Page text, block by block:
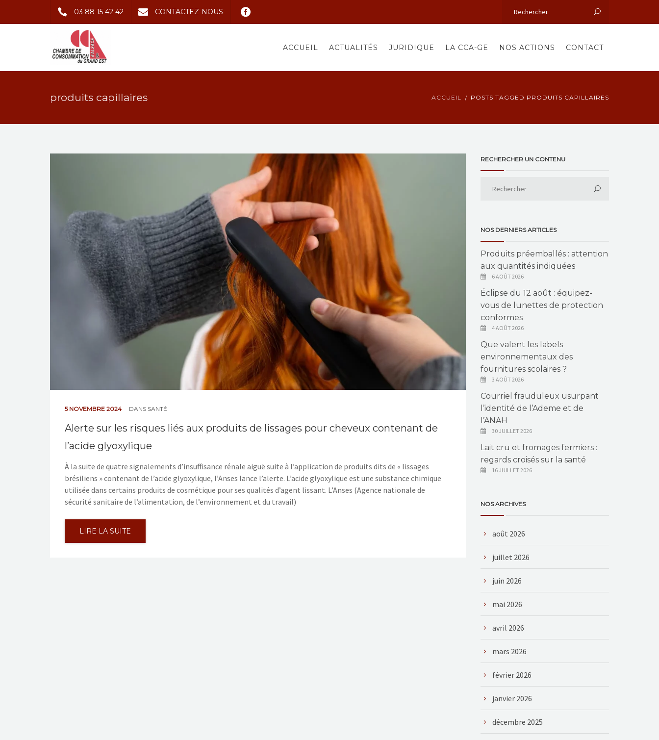
03 88 15 42 42 CONTACTEZ-NOUS
ACCUEIL ACTUALITÉS JURIDIQUE LA CCA-GE NOS ACTIONS CONTACT
produits capillaires ACCUEIL POSTS TAGGED PRODUITS CAPILLAIRES
5 NOVEMBRE 2024 DANS SANTÉ
Alerte sur les risques liés aux produits de lissages pour cheveux contenant de
l’acide glyoxylique
À la suite de quatre signalements d’insuffisance rénale aiguë suite à l’application de produits dits de « lissages
brésiliens » contenant de l’acide glyoxylique, l’Anses lance l’alerte. L’acide glyoxylique est une substance chimique
utilisée dans certains produits de cosmétique pour ses qualités d’agent lissant. L’Anses (Agence nationale de
sécurité sanitaire de l’alimentation, de l’environnement et du travail)
LIRE LA SUITE
RECHERCHER UN CONTENU
NOS DERNIERS ARTICLES
Produits préemballés : attention
aux quantités indiquées
6 AOÛT 2026
Éclipse du 12 août : équipez-
vous de lunettes de protection
conformes
4 AOÛT 2026
Que valent les labels
environnementaux des
fournitures scolaires ?
3 AOÛT 2026
Courriel frauduleux usurpant
l’identité de l’Ademe et de
l’ANAH
30 JUILLET 2026
Lait cru et fromages fermiers :
regards croisés sur la santé
16 JUILLET 2026
NOS ARCHIVES
août 2026
juillet 2026
juin 2026
mai 2026
avril 2026
mars 2026
février 2026
janvier 2026
décembre 2025